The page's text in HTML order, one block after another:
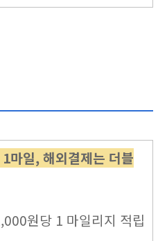
마일, 해외결제는 더블
원당 1 마일리지 적립